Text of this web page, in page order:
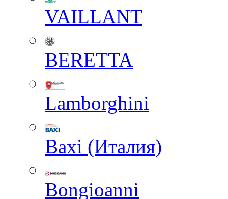
VAILLANT
BERETTA
Lamborghini
Baxi (Италия)
Вongioanni